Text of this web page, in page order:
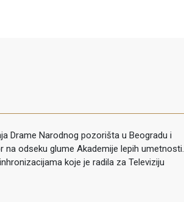
Drame Narodnog pozorišta u Beogradu i
na odseku glume Akademije lepih umetnosti.
koje je radila za Televiziju